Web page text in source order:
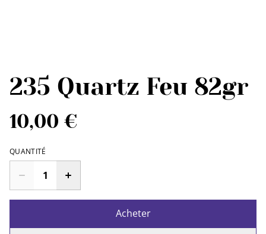
235 Quartz Feu 82gr
10,00 €
QUANTITÉ
Acheter